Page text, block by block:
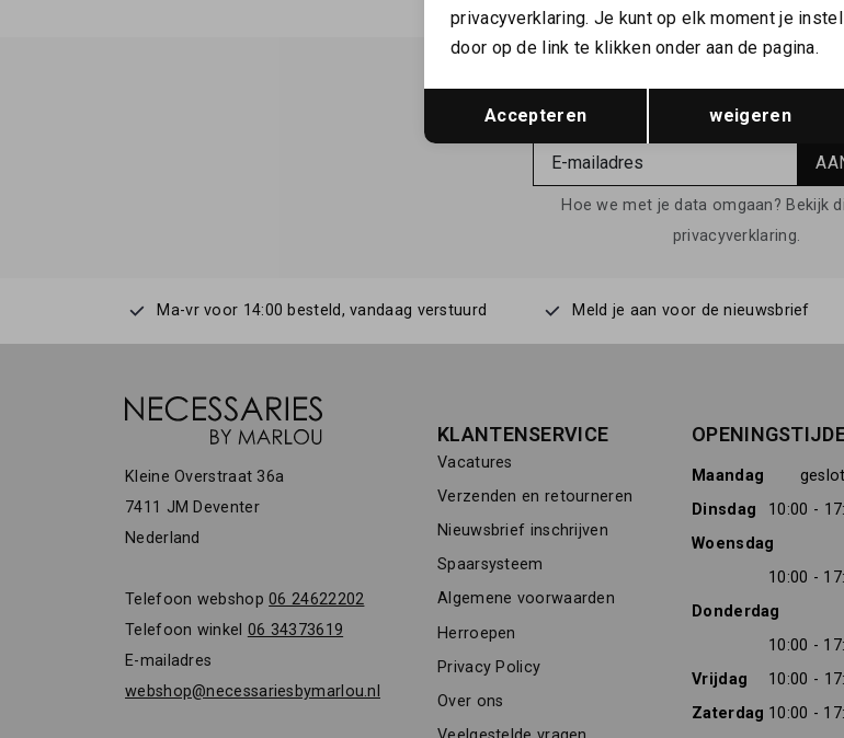
Schrijf je in en ontvang 10% korting op
Hoe we met je data omgaan? Bekijk
privacyverklaring.
Ma-vr voor 14:00 besteld, vandaag verstuurd Meld je aan voor de nieuwsbrief
Kleine Overstraat 36a
7411 JM Deventer
Nederland
Telefoon webshop06 24622202
Telefoon winkel 06 34373619
E-mailadres
webshop@necessariesbymarlou.nl
KLANTENSERVICE
Vacatures
Verzenden en retourneren
Nieuwsbrief inschrijven
Spaarsysteem
Algemene voorwaarden
Herroepen
Privacy Policy
Over ons
Maandag
Dinsdag
10:00 -
Woensdag
10:00 -
Donderdag
10:00 -
Vrijdag
10:00 -
Zaterdag 10:00 -
Terug
privacyverklaring. Je kunt op elk moment je
door op de link te klikken onder aan de pagina.
Accepteren weigeren